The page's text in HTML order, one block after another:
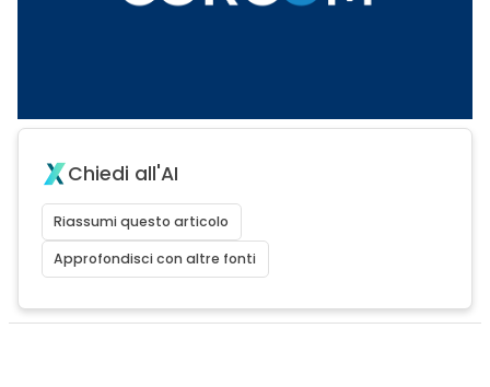
Chiedi all'AI
Riassumi questo articolo
Approfondisci con altre fonti